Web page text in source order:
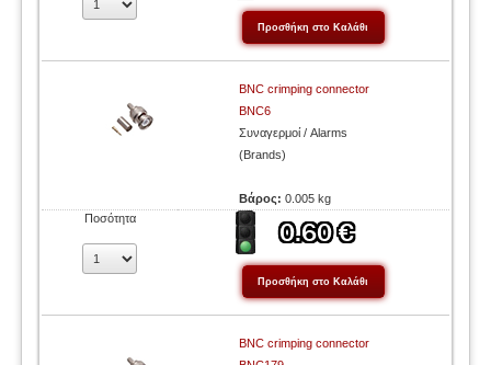
BNC crimping connector
BNC6
Συναγερμοί / Alarms
(Brands)
Βάρος:0.005 kg
Ποσότητα
BNC crimping connector